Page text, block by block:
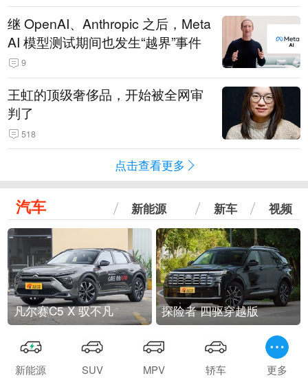
继 OpenAI、Anthropic 之后，Meta
AI 模型测试期间也发生“越界”事件
9
王虹的顶级奢侈品，开始被全网审
判了
518
点击查看更多
汽车 新能源 新车 视频
凡尔赛C5 X 驭不凡 探险者 四驱穿越版
新能源 SUV MPV 轿车 更多